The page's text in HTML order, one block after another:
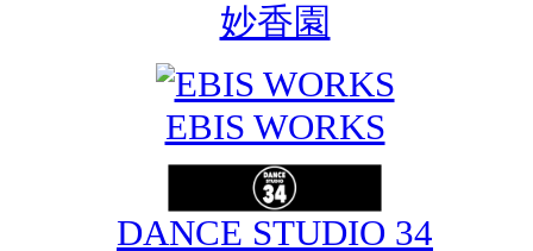
妙香園
EBIS WORKS
DANCE STUDIO 34